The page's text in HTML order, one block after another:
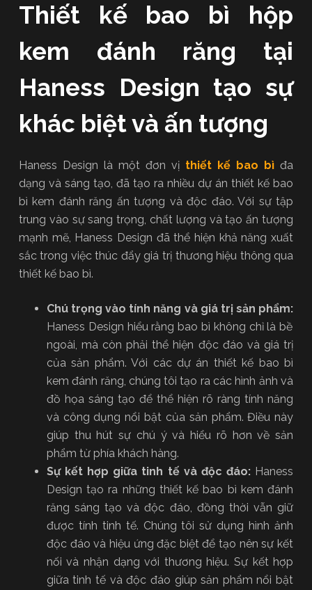
Thiết kế bao bì hộp
kem đánh răng tại
Haness Design tạo sự
khác biệt và ấn tượng
Haness Design là một đơn vị thiết kế bao bì đa
dạng và sáng tạo, đã tạo ra nhiều dự án thiết kế bao
bì kem đánh răng ấn tượng và độc đáo. Với sự tập
trung vào sự sang trọng, chất lượng và tạo ấn tượng
mạnh mẽ, Haness Design đã thể hiện khả năng xuất
sắc trong việc thúc đẩy giá trị thương hiệu thông qua
thiết kế bao bì.
Chú trọng vào tính năng và giá trị sản phẩm:
Haness Design hiểu rằng bao bì không chỉ là bề
ngoài, mà còn phải thể hiện độc đáo và giá trị
của sản phẩm. Với các dự án thiết kế bao bì
kem đánh răng, chúng tôi tạo ra các hình ảnh và
đồ họa sáng tạo để thể hiện rõ ràng tính năng
và công dụng nổi bật của sản phẩm. Điều này
giúp thu hút sự chú ý và hiểu rõ hơn về sản
phẩm từ phía khách hàng.
Sự kết hợp giữa tinh tế và độc đáo:Haness
Design tạo ra những thiết kế bao bì kem đánh
răng sáng tạo và độc đáo, đồng thời vẫn giữ
được tính tinh tế. Chúng tôi sử dụng hình ảnh
độc đáo và hiệu ứng đặc biệt để tạo nên sự kết
nối và nhận dạng với thương hiệu. Sự kết hợp
giữa tinh tế và độc đáo giúp sản phẩm nổi bật